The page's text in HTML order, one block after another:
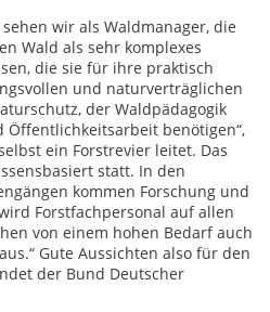
wir als Waldmanager, die
Wald als sehr komplexes
die sie für ihre praktisch
und naturverträglichen
der Waldpädagogik
benötigen“,
ein Forstrevier leitet. Das
statt. In den
kommen Forschung und
Forstfachpersonal auf allen
von einem hohen Bedarf auch
Gute Aussichten also für den
der Bund Deutscher